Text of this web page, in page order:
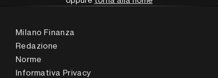
Milano Finanza
Redazione
Norme
Informativa Privacy